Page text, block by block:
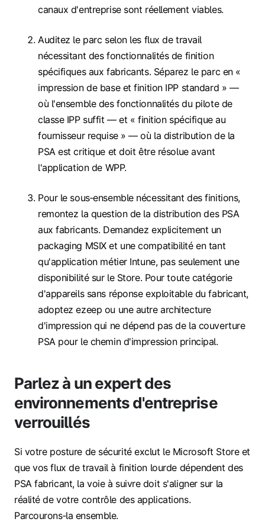
canaux d'entreprise sont réellement viables.
Auditez le parc selon les flux de travail
nécessitant des fonctionnalités de finition
spécifiques aux fabricants. Séparez le parc en «
impression de base et finition IPP standard » —
où l'ensemble des fonctionnalités du pilote de
classe IPP suffit — et « finition spécifique au
fournisseur requise » — où la distribution de la
PSA est critique et doit être résolue avant
l'application de WPP.
Pour le sous‑ensemble nécessitant des finitions,
remontez la question de la distribution des PSA
aux fabricants. Demandez explicitement un
packaging MSIX et une compatibilité en tant
qu'application métier Intune, pas seulement une
disponibilité sur le Store. Pour toute catégorie
d'appareils sans réponse exploitable du fabricant,
adoptez ezeep ou une autre architecture
d'impression qui ne dépend pas de la couverture
PSA pour le chemin d'impression principal.
Parlez à un expert des
environnements d'entreprise
verrouillés
Si votre posture de sécurité exclut le Microsoft Store et
que vos flux de travail à finition lourde dépendent des
PSA fabricant, la voie à suivre doit s'aligner sur la
réalité de votre contrôle des applications.
Parcourons‑la ensemble.